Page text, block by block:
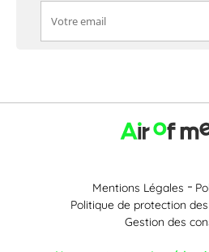
Mentions Légales
Politique de protection
Gestion des